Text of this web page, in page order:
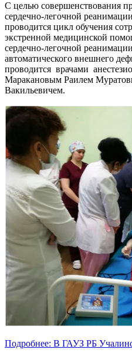
С целью совершенствования
сердечно-легочной
проводится цикл обучения
экстренной медицинской
сердечно-легочной
автоматического внешнего
проводится врачами
Маракановым Раилем
Вакильевичем.
Подробнее: В ГАУЗ РБ